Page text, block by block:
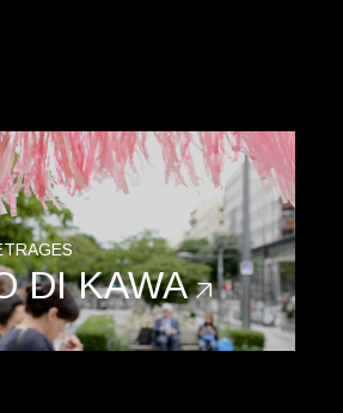
DI KAWA